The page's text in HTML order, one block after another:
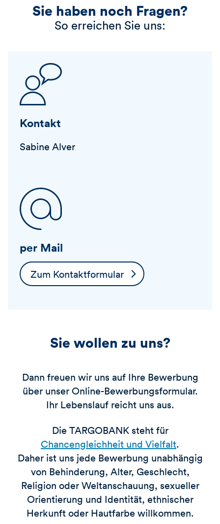
Sie haben noch Fragen?
So erreichen Sie uns:
Kontakt
Sabine Alver
per Mail
Zum Kontaktformular
Sie wollen zu uns?
Dann freuen wir uns auf Ihre Bewerbung
über unser Online-Bewerbungsformular.
Ihr Lebenslauf reicht uns aus.
Die TARGOBANK steht für
Chancengleichheit und Vielfalt.
Daher ist uns jede Bewerbung unabhängig
von Behinderung, Alter, Geschlecht,
Religion oder Weltanschauung, sexueller
Orientierung und Identität, ethnischer
Herkunft oder Hautfarbe willkommen.